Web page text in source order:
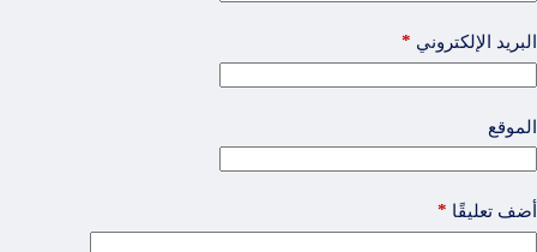
البريد الإلكتروني *
الموقع
أضف تعليقًا *